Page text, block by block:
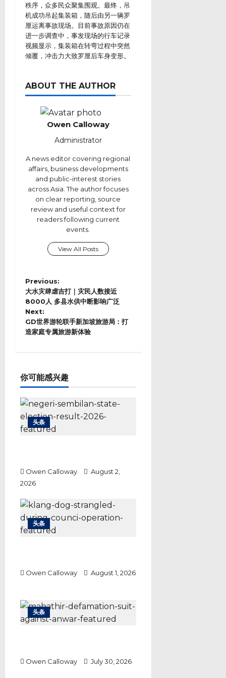
秩序，众多民众聚集围观。最终，吊
机成功吊起集装箱，随后由另一辆罗
厘运离事故现场。目前事故原因仍在
进一步调查中，事发现场的行车记录
视频显示，集装箱在转弯过程中突然
倾覆，冲击力大致罗厘后车身变形。
ABOUT THE AUTHOR
Owen Calloway
Administrator
A news editor covering regional
affairs, business developments
and public-interest stories
across Asia. The author focuses
on clear reporting, source
review and useful context for
readers following current
events.
View All Posts
P
o
s
t
n
a
a
t
i
o
n
Previous:
大水灾肆虐吉打｜灾民人数接近
8000人 多县水供中断影响广泛
Next:
GD世界游轮联手新加坡旅游局：打
造家庭专属旅游新体验
你可能感兴趣
头条
Owen Calloway
August 2,
2026
头条
Owen Calloway August 1, 2026
头条
Owen Calloway July 30, 2026